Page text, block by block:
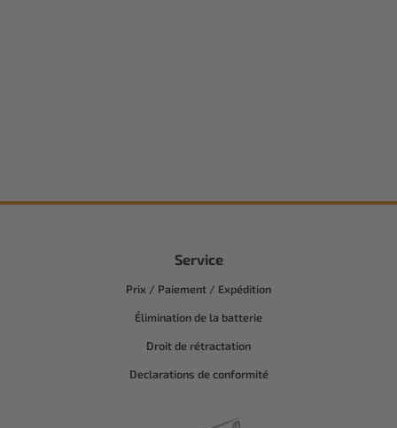
Service
Prix / Paiement / Expédition
Élimination de la batterie
Droit de rétractation
Declarations de conformité